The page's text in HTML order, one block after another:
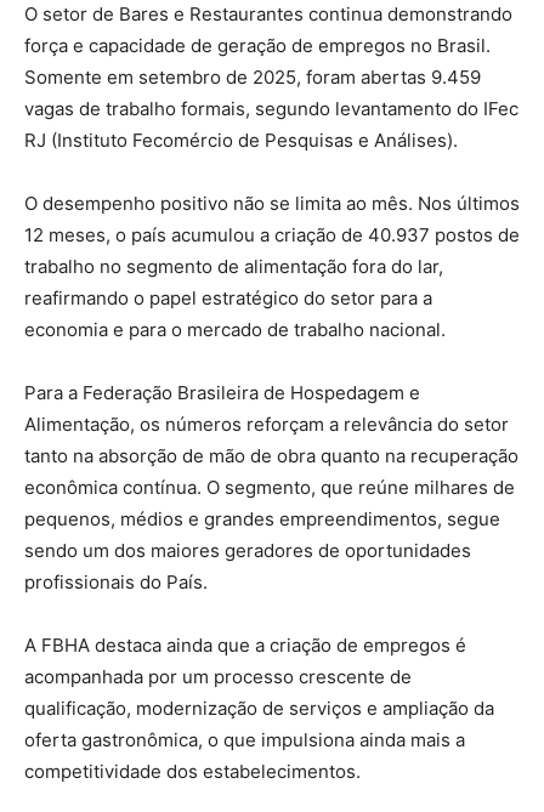
O setor de Bares e Restaurantes continua demonstrando
força e capacidade de geração de empregos no Brasil.
Somente em setembro de 2025, foram abertas 9.459
vagas de trabalho formais, segundo levantamento do IFec
RJ (Instituto Fecomércio de Pesquisas e Análises).
O desempenho positivo não se limita ao mês. Nos últimos
12 meses, o país acumulou a criação de 40.937 postos de
trabalho no segmento de alimentação fora do lar,
reafirmando o papel estratégico do setor para a
economia e para o mercado de trabalho nacional.
Para a Federação Brasileira de Hospedagem e
Alimentação, os números reforçam a relevância do setor
tanto na absorção de mão de obra quanto na recuperação
econômica contínua. O segmento, que reúne milhares de
pequenos, médios e grandes empreendimentos, segue
sendo um dos maiores geradores de oportunidades
profissionais do País.
A FBHA destaca ainda que a criação de empregos é
acompanhada por um processo crescente de
qualificação, modernização de serviços e ampliação da
oferta gastronômica, o que impulsiona ainda mais a
competitividade dos estabelecimentos.